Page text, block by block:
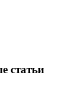
статьи